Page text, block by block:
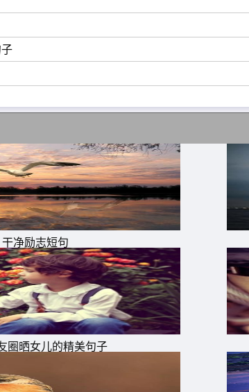
优柔寡断，患得患失，你无论怎么对他，他
他!他不是拖死自己，就是拖死别人，他不是
怕的是，后悔没做什么。而奋斗的意义，也不
来到世界的价值。或者说，你帮助了多少人!
净励志短句
圈晒女儿的精美句子